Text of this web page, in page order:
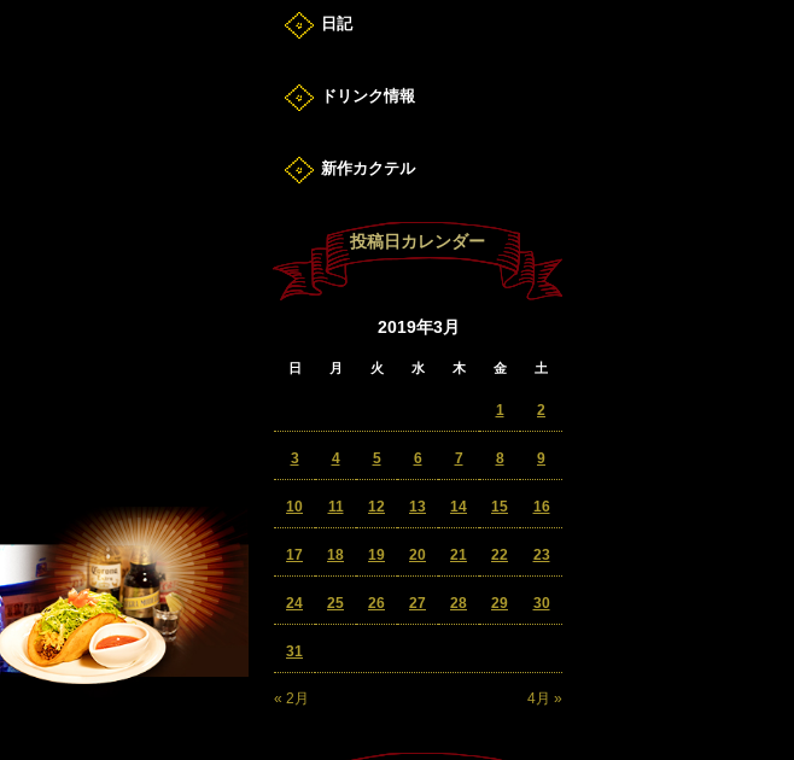
日記
ドリンク情報
新作カクテル
投稿日カレンダー
2019年3月
日 月 火 水 木 金 土
« 2月 4月 »
1 2
3 4 5 6 7 8 9
10 11 12 13 14 15 16
17 18 19 20 21 22 23
24 25 26 27 28 29 30
31